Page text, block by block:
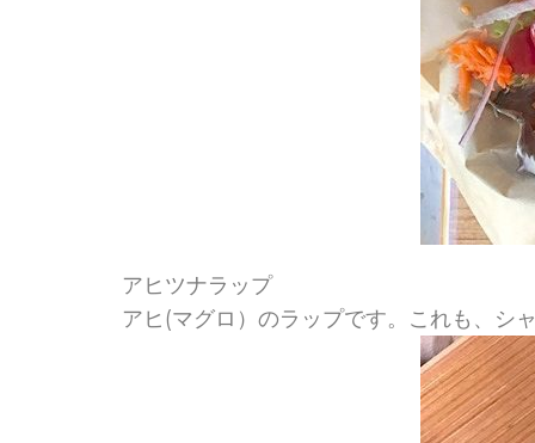
アヒツナラップ
アヒ(マグロ）のラップです。これも、シ